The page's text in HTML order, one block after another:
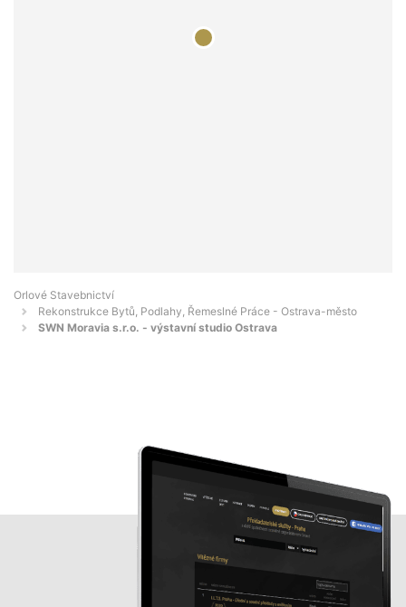
Orlové Stavebnictví
Rekonstrukce Bytů, Podlahy, Řemeslné Práce - Ostrava-město
SWN Moravia s.r.o. - výstavní studio Ostrava